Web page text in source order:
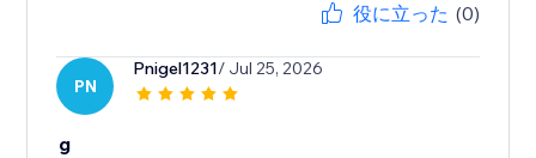
役に立った (0)
PN
Pnigel1231/ Jul 25, 2026
g